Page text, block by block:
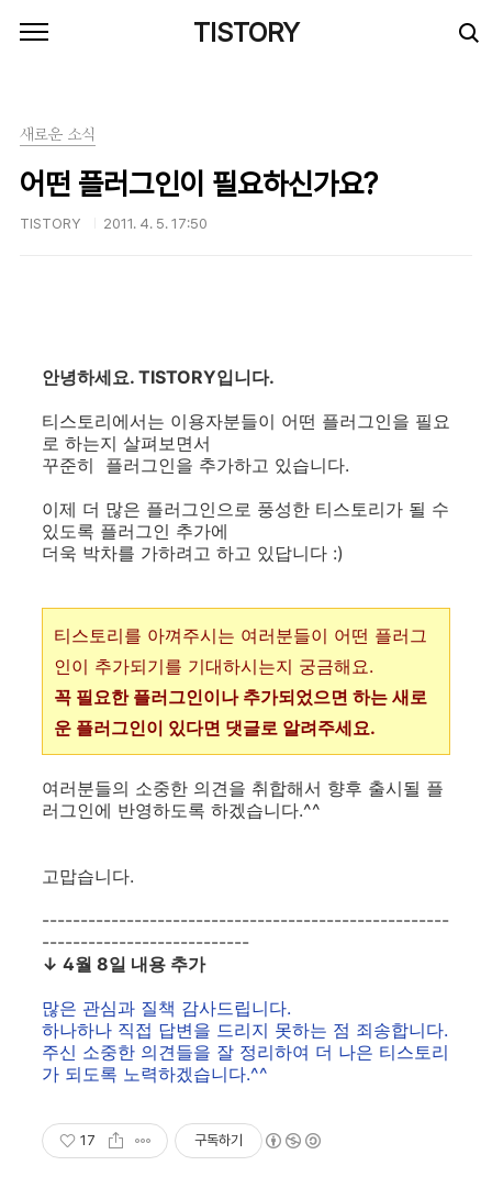
TISTORY
새로운 소식
어떤 플러그인이 필요하신가요?
TISTORY 2011. 4. 5. 17:50
안녕하세요. TISTORY입니다.
티스토리에서는 이용자분들이 어떤 플러그인을 필요
로 하는지 살펴보면서
꾸준히 플러그인을 추가하고 있습니다.
이제 더 많은 플러그인으로 풍성한 티스토리가 될 수
있도록 플러그인 추가에
더욱 박차를 가하려고 하고 있답니다 :)
티스토리를 아껴주시는 여러분들이 어떤 플러그
인이 추가되기를 기대하시는지 궁금해요.
꼭 필요한 플러그인이나 추가되었으면 하는 새로
운 플러그인이 있다면 댓글로 알려주세요.
여러분들의 소중한 의견을 취합해서 향후 출시될 플
러그인에 반영하도록 하겠습니다.^^
고맙습니다.
-----------------------------------------------------
---------------------------
↓ 4월 8일 내용 추가
많은 관심과 질책 감사드립니다.
하나하나 직접 답변을 드리지 못하는 점 죄송합니다.
주신 소중한 의견들을 잘 정리하여 더 나은 티스토리
가 되도록 노력하겠습니다.^^
17 구독하기